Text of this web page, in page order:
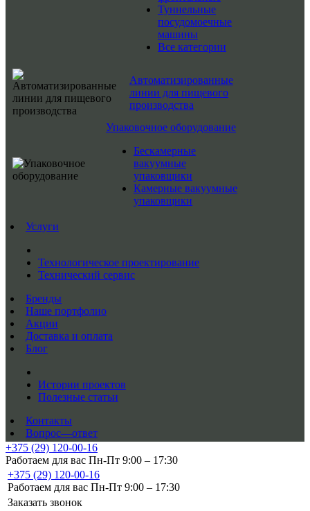
Туннельные
посудомоечные
машины
Все категории
Автоматизированные
линии для пищевого
производства
Упаковочное оборудование
Бескамерные
вакуумные
упаковщики
Камерные вакуумные
упаковщики
Услуги
Технологическое проектирование
Технический сервис
Бренды
Наше портфолио
Акции
Доставка и оплата
Блог
Истории проектов
Полезные статьи
Контакты
Вопрос—ответ
+375 (29) 120-00-16
Работаем для вас Пн-Пт 9:00 – 17:30
+375 (29) 120-00-16
Работаем для вас Пн-Пт 9:00 – 17:30
Заказать звонок